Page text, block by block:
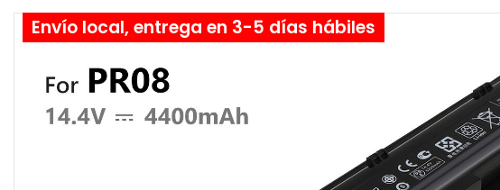
Envío local, entrega en 3-5 días hábiles